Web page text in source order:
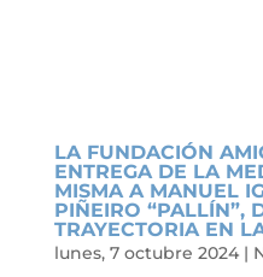
LA FUNDACIÓN
ENTREGA DE LA
MISMA A MANUEL
PIÑEIRO “PALLÍN”,
TRAYECTORIA EN
lunes, 7 octubre 2024|